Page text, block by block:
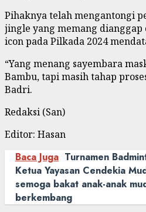
Pihaknya telah mengantongi
jingle yang memang
icon pada Pilkada 2024
“Yang menang sayembara
Bambu, tapi masih tahap
Badri.
Redaksi (San)
Editor: Hasan
Baca Juga Turnamen
Ketua Yayasan Cendekia
semoga bakat anak-anak
berkembang